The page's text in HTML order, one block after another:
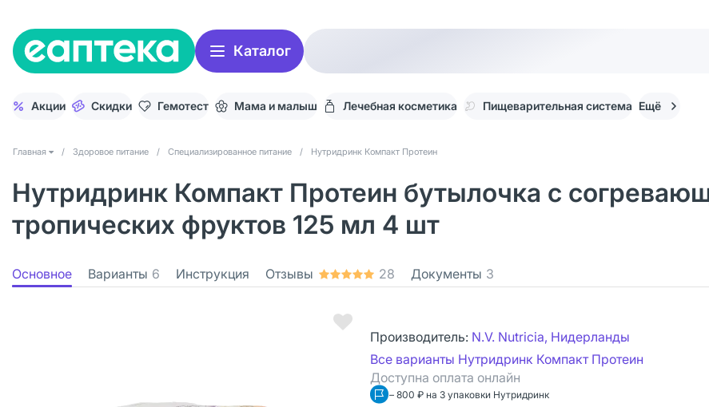
Каталог
Акции Скидки Гемотест Мама и малыш Лечебная косметика Пищеварительная система Ещё
Главная / Здоровое питание / Специализированное питание / Нутридринк Компакт Протеин
Нутридринк Компакт Протеин бутылочка с
тропических фруктов 125 мл 4 шт
Основное Варианты 6 Инструкция Отзывы 28 Документы 3
Производитель: N.V. Nutricia, Нидерланды
Все варианты Нутридринк Компакт Протеин
Доступна оплата онлайн
– 800 ₽ на 3 упаковки Нутридринк